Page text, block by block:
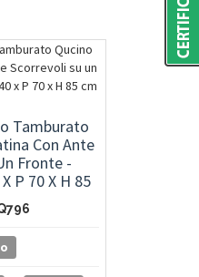
Tamburato
Con Ante
Fronte -
P 70 X H 85